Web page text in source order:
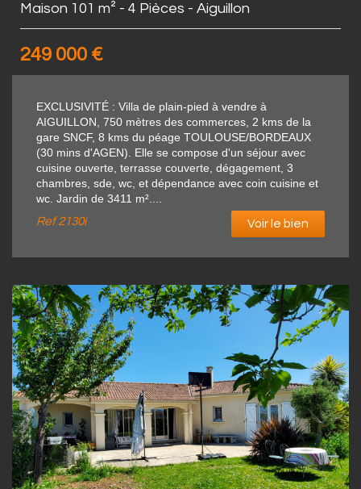
Maison 101 m² - 4 Pièces - Aiguillon
249 000 €
EXCLUSIVITÉ : Villa de plain-pied à vendre à
AIGUILLON, 750 mètres des commerces, 2 kms de la
gare SNCF, 8 kms du péage TOULOUSE/BORDEAUX
(30 mins d'AGEN). Elle se compose d'un séjour avec
cuisine ouverte, terrasse couverte, dégagement, 3
chambres, sde, wc, et dépendance avec coin cuisine et
wc. Jardin de 3411 m²....
Ref2130i Voir le bien